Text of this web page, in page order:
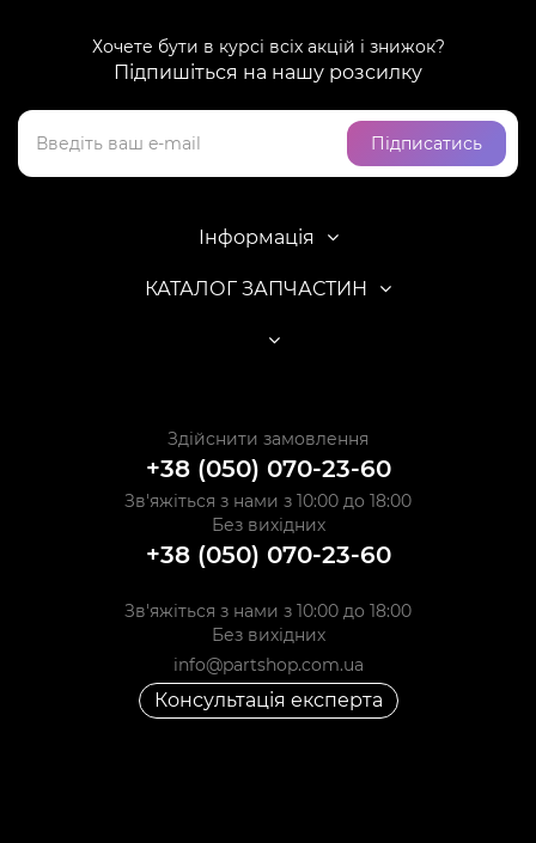
Хочете бути в курсі всіх акцій і знижок?
Підпишіться на нашу розсилку
Підписатись
Інформація
КАТАЛОГ ЗАПЧАСТИН
Здійснити замовлення
+38 (050) 070-23-60
Зв'яжіться з нами з 10:00 до 18:00
Без вихідних
+38 (050) 070-23-60
Зв'яжіться з нами з 10:00 до 18:00
Без вихідних
info@partshop.com.ua
Консультація експерта